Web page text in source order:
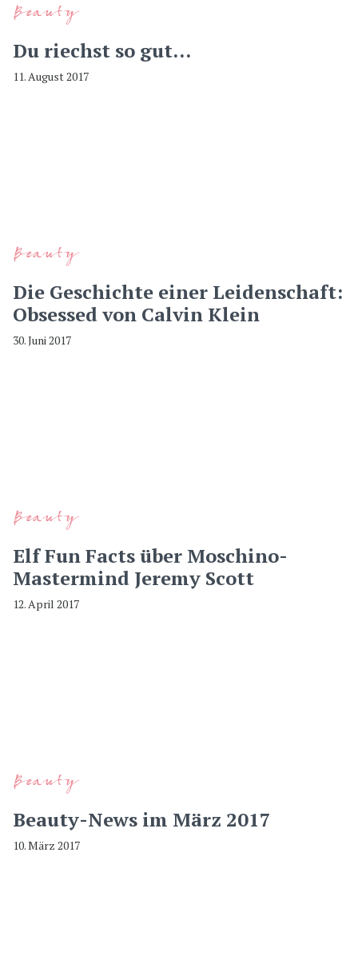
Beauty
Du riechst so gut…
11. August 2017
Beauty
Die Geschichte einer Leidenschaft:
Obsessed von Calvin Klein
30. Juni 2017
Beauty
Elf Fun Facts über Moschino-
Mastermind Jeremy Scott
12. April 2017
Beauty
Beauty-News im März 2017
10. März 2017